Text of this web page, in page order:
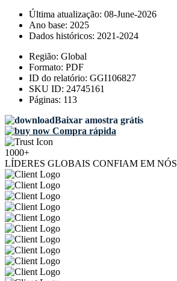
Última atualização: 08-June-2026
Ano base: 2025
Dados históricos: 2021-2024
Região: Global
Formato: PDF
ID do relatório: GGI106827
SKU ID: 24745161
Páginas: 113
Baixar amostra grátis
Compra rápida
1000+
LÍDERES GLOBAIS CONFIAM EM NÓS